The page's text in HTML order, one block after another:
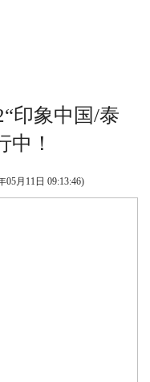
印象中国/泰
中！
05月11日 09:13:46)